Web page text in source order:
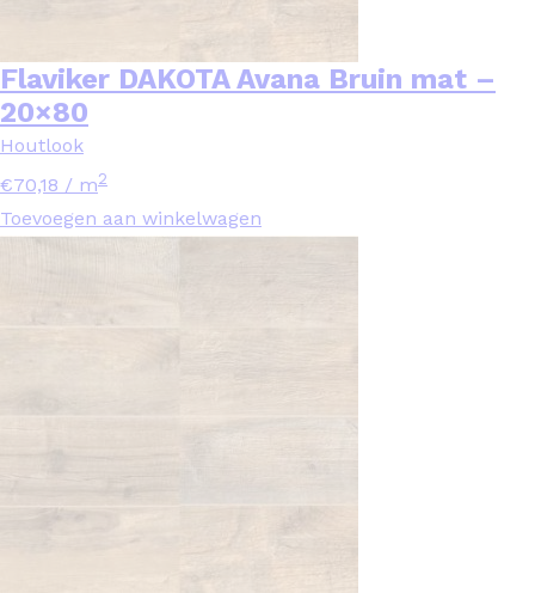
Flaviker DAKOTA Avana Bruin mat –
20×80
Houtlook
€70,18 / m2
Toevoegen aan winkelwagen